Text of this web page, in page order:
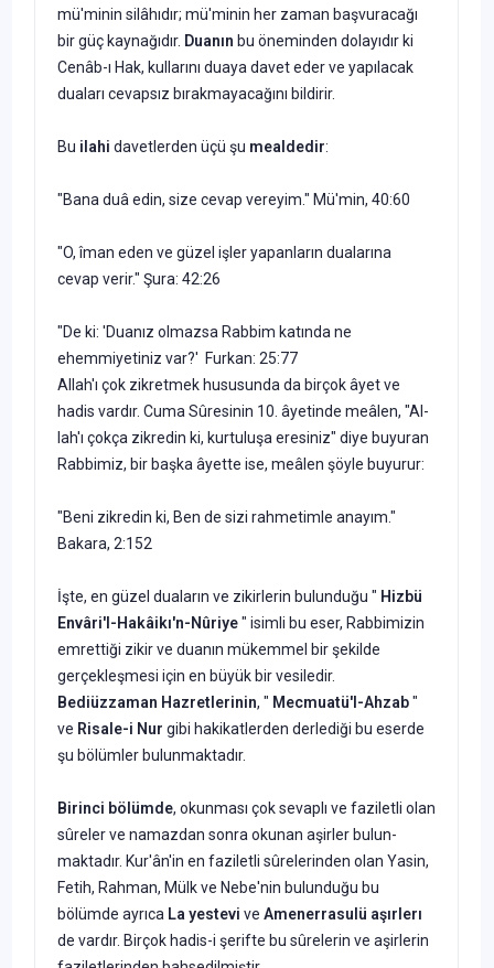
mü'minin silâhıdır; mü'minin her zaman başvuracağı
bir güç kayna­ğıdır. Duanın bu öneminden dolayı­dır ki
Cenâb-ı Hak, kullarını duaya davet eder ve yapılacak
duaları ce­vapsız bırakmayacağını bildirir.
Bu ilahi davetlerden üçü şu mealdedir:
"Bana duâ edin, size cevap vere­yim." Mü'min, 40:60
"O, îman eden ve güzel işler ya­panların dualarına
cevap verir." Şura: 42:26
"De ki: 'Duanız olmazsa Rabbim katında ne
ehemmiyetiniz var?' Furkan: 25:77
Allah'ı çok zikretmek hususunda da birçok âyet ve
hadis vardır. Cuma Sûresinin 10. âyetinde meâlen, "Al­
lah'ı çokça zikredin ki, kurtuluşa eresiniz" diye buyuran
Rabbimiz, bir başka âyette ise, meâlen şöyle buyu­rur:
"Beni zikredin ki, Ben de sizi rah­metimle anayım."
Bakara, 2:152
İşte, en güzel duaların ve zikirlerin bulunduğu " Hizbü
Envâri'l-Hakâikı'n-Nûriye" isimli bu eser, Rabbimizin
emrettiği zikir ve duanın mükem­mel bir şekilde
gerçekleşmesi için en büyük bir vesiledir.
Bediüzzaman Hazretlerinin, " Mecmuatü'l-Ahzab"
ve Risale-i Nur gibi hakikatlerden derle­diği bu eserde
şu bölümler bulunmak­tadır.
Birinci bölümde, okunması çok sevaplı ve faziletli olan
sûreler ve na­mazdan sonra okunan aşirler bulun­
maktadır. Kur'ân'in en faziletli sûrele­rinden olan Yasin,
Fetih, Rahman, Mülk ve Nebe'nin bulunduğu bu
bölümde ayrıca La yestevi ve Amenerrasulü aşırlerı
de vardır. Birçok hadis-i şerif­te bu sûrelerin ve aşirlerin